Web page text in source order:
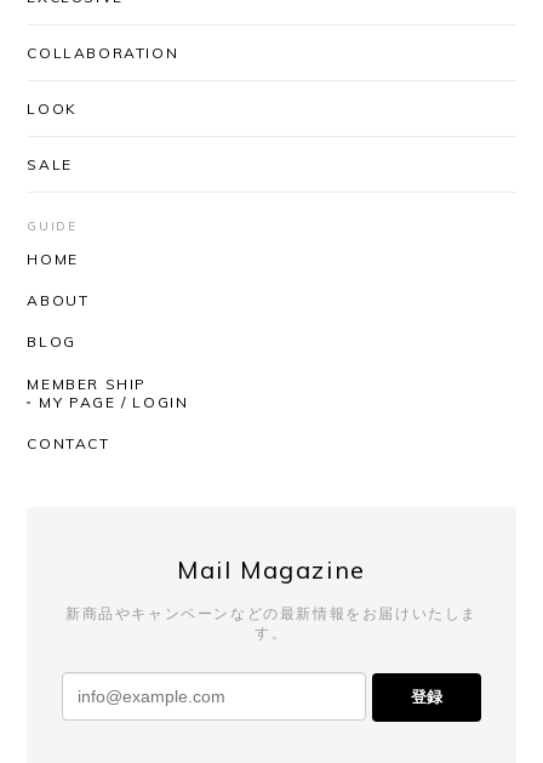
届くまでワクワクしかありませんでした。 思ったと
おりの着心地の良さ、丈感袖のたるんとした感じ。
か奥行きのある感じもステキです。 SHOPさんはい
しみにしております。 発送対応までお褒
これからも安心してお買い物いただける
用を心よりお待ちしております。
COLLABORATION
LOOK
SALE
GUIDE
HOME
ABOUT
BLOG
MEMBER SHIP
MY PAGE / LOGIN
CONTACT
Mail Magazine
新商品やキャンペーンなどの最新情報をお届けいたしま
す。
登録